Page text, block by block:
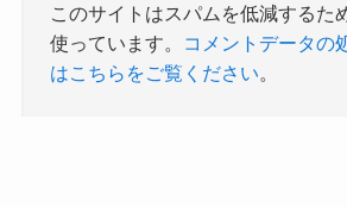
このサイトはスパムを低減するた
使っています。
コメントデータの
はこちらをご覧ください。